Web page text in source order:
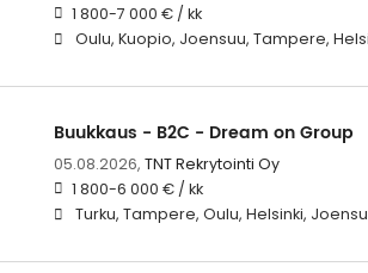
1 800-7 000 € / kk
Oulu, Kuopio, Joensuu, Tampere,
Buukkaus - B2C - Dream on Group
05.08.2026, TNT Rekrytointi Oy
1 800-6 000 € / kk
Turku, Tampere, Oulu, Helsinki,